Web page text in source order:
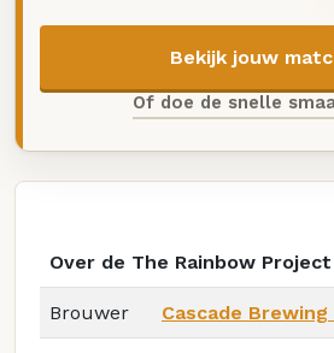
Bekijk jouw
Of doe de snelle
Over de The Rainbow Project
Brouwer Cascade Brewing